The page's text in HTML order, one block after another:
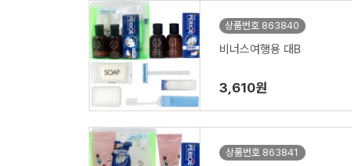
상품번호 863840
비너스여행용 대B
3,610원
상품번호 863841